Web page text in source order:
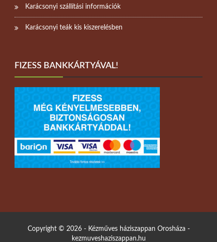
Karácsonyi szállítási információk
Karácsonyi teák kis kiszerelésben
FIZESS BANKKÁRTYÁVAL!
Copyright © 2026 - Kézműves háziszappan Orosháza -
kezmuveshaziszappan.hu